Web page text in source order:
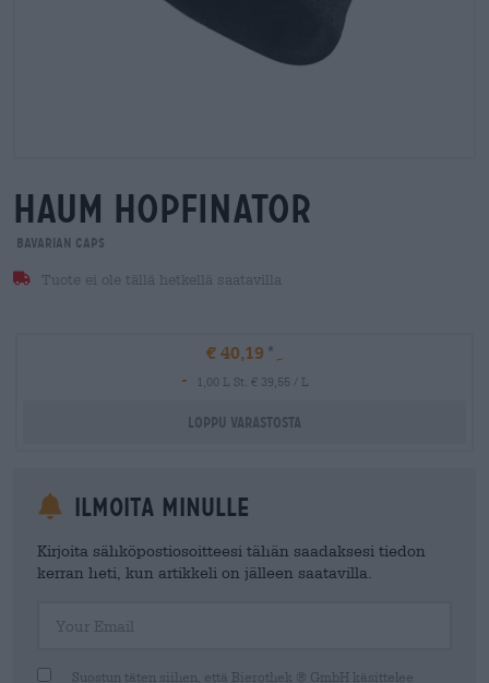
haum hopfinator
Bavarian Caps
Tuote ei ole tällä hetkellä saatavilla
€ 40,19
-
1,00 L St. € 39,55 / L
Loppu varastosta
Ilmoita minulle
Kirjoita sähköpostiosoitteesi tähän saadaksesi tiedon
kerran heti, kun artikkeli on jälleen saatavilla.
Suostun täten siihen, että Bierothek ® GmbH käsittelee